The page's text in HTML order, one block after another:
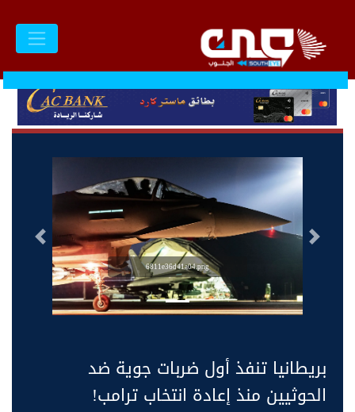
6811e36d41a04.png
التالى السابق
بريطانيا تنفذ أول ضربات جوية ضد
الحوثيين منذ إعادة انتخاب ترامب!